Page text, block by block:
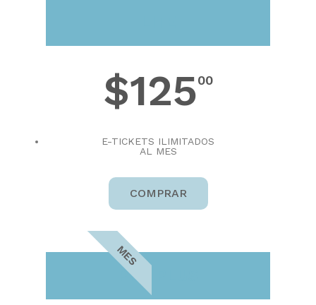
$12500
E-TICKETS ILIMITADOS
AL MES
COMPRAR
MES
PRO PLUS